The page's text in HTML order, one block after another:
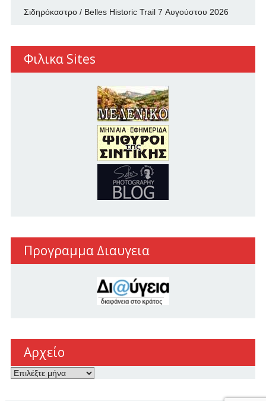
Σιδηρόκαστρο / Belles Historic Trail 7 Αυγούστου 2026
Φιλικα Sites
Προγραμμα Διαυγεια
Αρχείο
Αρχείο